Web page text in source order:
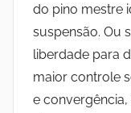
do pino mestre
suspensão. Ou
liberdade para
maior controle
e